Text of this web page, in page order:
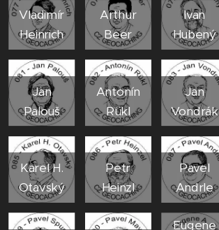
Vladimír
Heinrich
Arthur
Beer
Ivan
Hubený
Jan
Palouš
Antonín
Rükl
Jan
Vondrák
Karel H.
Otavský
Petr
Heinzl
Pavel
Andrle
Eugene